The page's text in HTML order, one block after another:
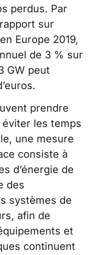
perdus. Par
sur
Europe 2019,
de 3 % sur
GW peut
prendre
les temps
une mesure
consiste à
d’énergie de
des
systèmes de
afin de
et
continuent